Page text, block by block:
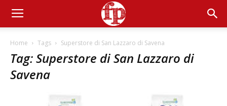
Home Tags Superstore di San Lazzaro di Savena
Tag: Superstore di San Lazzaro di
Savena